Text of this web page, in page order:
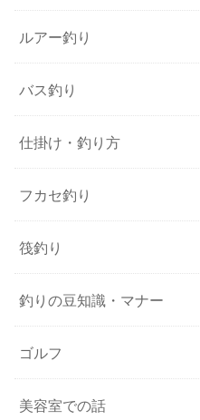
ルアー釣り
バス釣り
仕掛け・釣り方
フカセ釣り
筏釣り
釣りの豆知識・マナー
ゴルフ
美容室での話